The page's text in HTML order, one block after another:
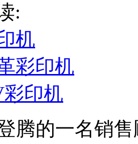
:
机
彩印机
印机
的一名销售